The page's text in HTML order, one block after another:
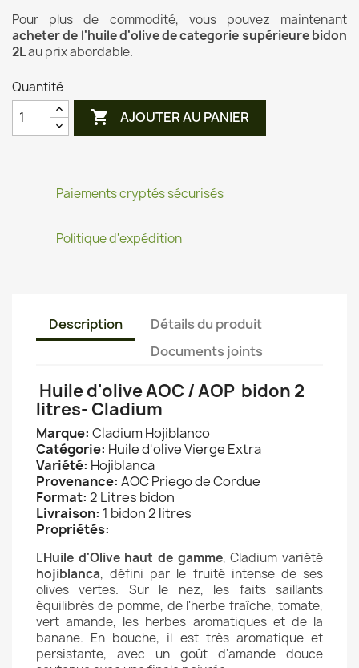
Pour plus de commodité, vous pouvez maintenant
acheter de l'huile d'olive de categorie supérieure bidon
2Lau prix abordable.
Quantité
 AJOUTER AU PANIER
Paiements cryptés sécurisés
Politique d'expédition
Description
Détails du produit
Documents joints
Huile d'olive AOC / AOP bidon 2
litres- Cladium
Marque: Cladium Hojiblanco
Catégorie: Huile d'olive Vierge Extra
Variété: Hojiblanca
Provenance: AOC Priego de Cordue
Format: 2 Litres bidon
Livraison: 1 bidon 2 litres
Propriétés:
L'Huile d'Olive haut de gamme, Cladium variété
hojiblanca, défini par le fruité intense de ses
olives vertes. Sur le nez, les faits saillants
équilibrés de pomme, de l'herbe fraîche, tomate,
vert amande, les herbes aromatiques et de la
banane. En bouche, il est très aromatique et
persistante, avec un goût d'amande douce